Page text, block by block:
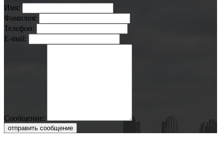
Имя:
Фамилия:
Телефон:
E-mail:
Сообщение:
отправить сообщение